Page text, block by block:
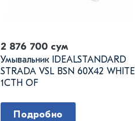
2 876 700 сум
Умывальник IDEALSTANDARD
STRADA VSL BSN 60X42 WHITE
1CTH OF
Подробно